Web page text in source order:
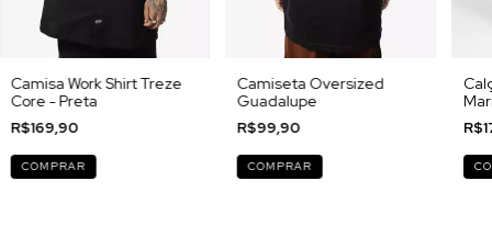
Camisa Work Shirt Treze
Core - Preta
R$169,90
COMPRAR
Camiseta Oversized
Guadalupe
R$99,90
COMPRAR